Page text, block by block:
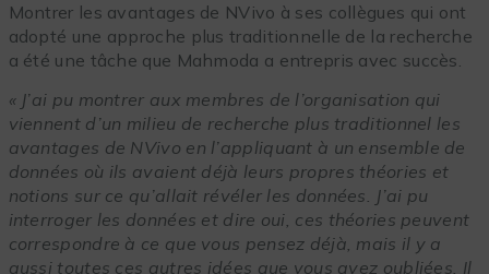
Montrer les avantages de NVivo à ses collègues qui ont
adopté une approche plus traditionnelle de la recherche
a été une tâche que Mahmoda a entrepris avec succès.
« J’ai pu montrer aux membres de l’organisation qui
viennent d’un milieu de recherche plus traditionnel les
avantages de NVivo en l’appliquant à un ensemble de
données où ils avaient déjà leurs propres théories et
notions sur ce qu’allait révéler les données. J’ai pu
interroger les données et dire oui, ces théories peuvent
correspondre à ce que vous pensez déjà, mais il y a
aussi toutes ces autres idées que vous avez oubliées. Il